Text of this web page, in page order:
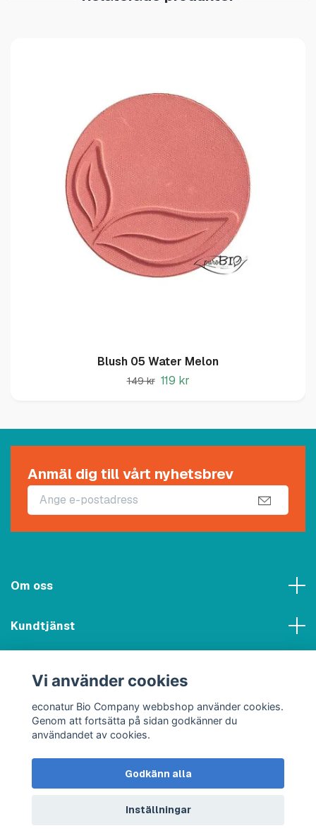
Blush 05 Water Melon
149 kr 119 kr
Anmäl dig till vårt nyhetsbrev
Om oss
Kundtjänst
Sociala medier
© 2026 econatur Bio Company webbshop
Vi använder cookies
econatur Bio Company webbshop använder cookies.
Genom att fortsätta på sidan godkänner du
användandet av cookies.
Godkänn alla
Inställningar